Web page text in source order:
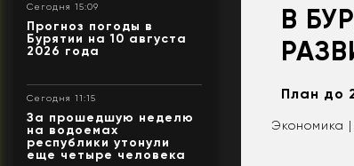
Сегодня 15:09
Прогноз погоды в
Бурятии на 10 августа
2026 года
Сегодня 11:15
За прошедшую неделю
на водоемах
республики утонули
еще четыре человека
В
План до
Экономика |